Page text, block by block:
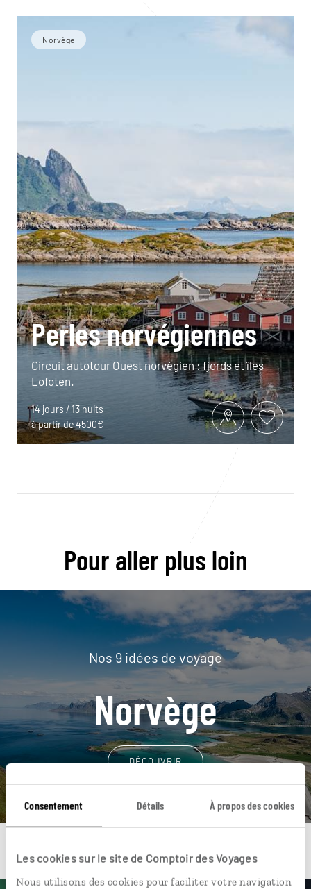
Consentement Détails À propos des cookies
Les cookies sur le site de Comptoir des Voyages
Nous utilisons des cookies pour faciliter votre navigation
Norvège
Perles norvégiennes
Circuit autotour Ouest norvégien : fjords et îles
Lofoten.
14 jours / 13 nuits
à partir de 4500€
Pour aller plus loin
Nos 9 idées de voyage
Norvège
DÉCOUVRIR